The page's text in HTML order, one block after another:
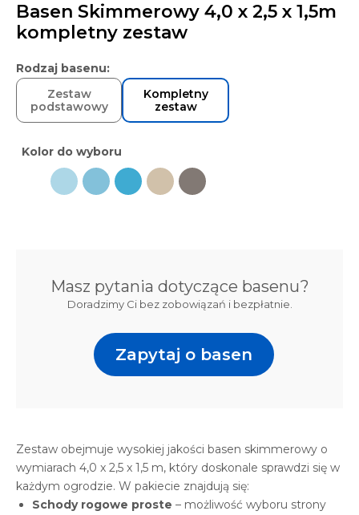
Basen Skimmerowy 4,0 x 2,5 x 1,5m
kompletny zestaw
Od
41 600zł
Rodzaj basenu:
Zestaw
podstawowy
Kompletny
zestaw
Kolor do wyboru
Zestaw obejmuje wysokiej jakości basen skimmerowy o
wymiarach 4,0 x 2,5 x 1,5 m, który doskonale sprawdzi się w
każdym ogrodzie. W pakiecie znajdują się:
Schody rogowe proste – możliwość wyboru strony
Masz pytania dotyczące basenu?
Doradzimy Ci bez zobowiązań i bezpłatnie.
Zapytaj o basen